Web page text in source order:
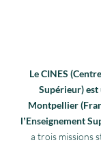
Le CINES
Supérieur) est
Montpellier
lʼEnseignement
a trois missions